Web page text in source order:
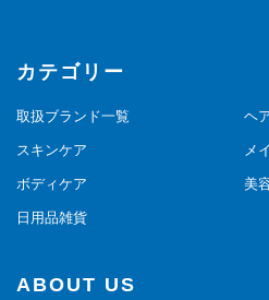
カテゴリー
取扱ブランド一覧 ヘ
スキンケア メ
ボディケア 美
日用品雑貨
ABOUT US